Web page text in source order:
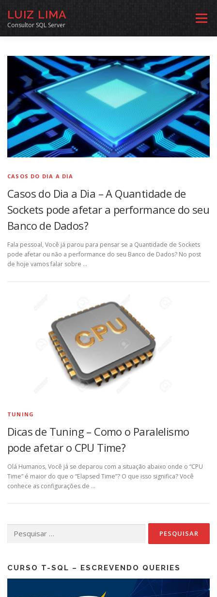
LUIZ LIMA
Consultor SQL Server
Menu
MENTORIA SQL CURSOS EXERCÍCIOS SQL
INÍCIO ARQUIVO LINKS COMUNIDADE
SOBRE CONTATO
CASOS DO DIA A DIA
Casos do Dia a Dia – A Quantidade de
Sockets pode afetar a performance do seu
Banco de Dados?
Fala pessoal, Você já parou para pensar se a Quantidade de Sockets
pode afetar ou não a performance do seu Banco de Dados? No post
de hoje vamos falar sobre …
TUNING
Dicas de Tuning – Como o Paralelismo
pode afetar o CPU Time?
Olá Humanos, Você já se deparou com a situação abaixo onde o “CPU
Time” é maior do que o “Elapsed Time”? O que isso significa? Você
conhece as configurações de …
por:
CURSO T-SQL – ESCREVENDO QUERIES